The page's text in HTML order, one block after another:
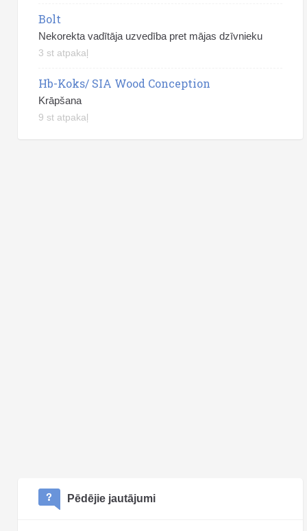
Bolt
Nekorekta vadītāja uzvedība pret mājas dzīvnieku
3 st atpakaļ
Hb-Koks/ SIA Wood Conception
Krāpšana
9 st atpakaļ
Pēdējie jautājumi